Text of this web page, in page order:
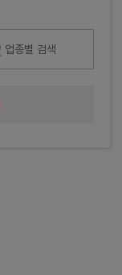
업종별 검색